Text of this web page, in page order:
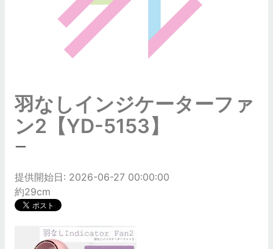
羽なしインジケーターファ
ン2【YD-5153】
ー
提供開始日: 2026-06-27 00:00:00
約29cm